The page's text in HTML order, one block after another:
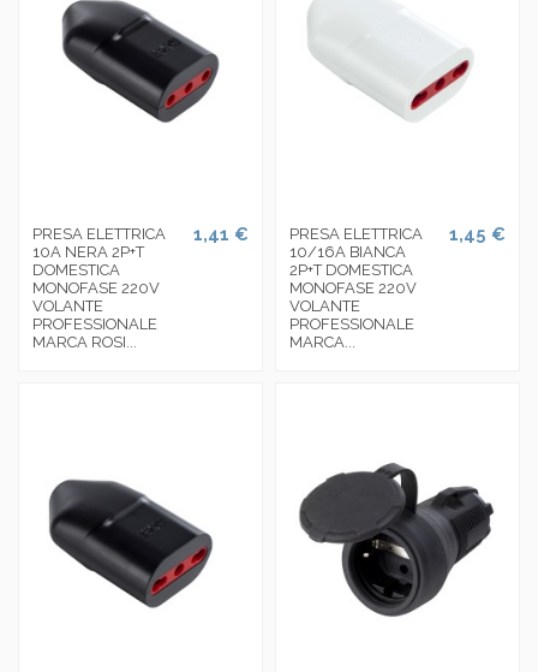
PRESA ELETTRICA
10A NERA 2P+T
DOMESTICA
MONOFASE 220V
VOLANTE
PROFESSIONALE
MARCA ROSI...
1,41 €
PRESA ELETTRICA
10/16A BIANCA
2P+T DOMESTICA
MONOFASE 220V
VOLANTE
PROFESSIONALE
MARCA...
1,45 €